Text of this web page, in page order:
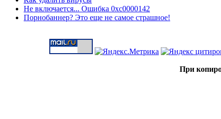
Не включается... Ошибка 0xc0000142
Порнобаннер? Это еще не самое страшное!
При